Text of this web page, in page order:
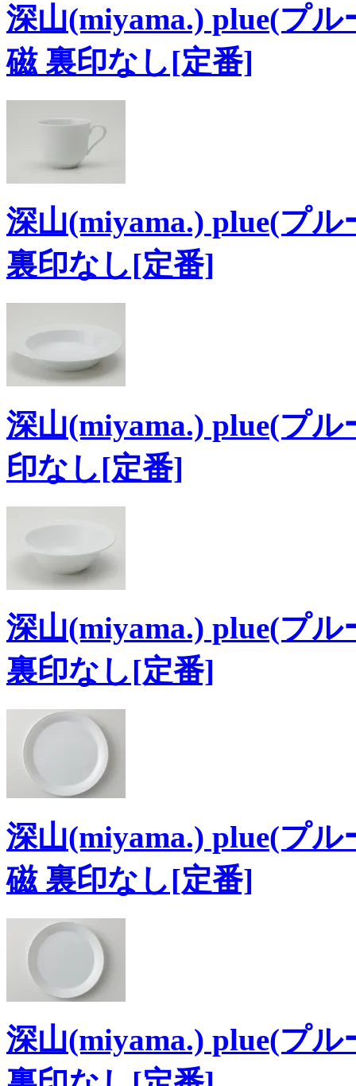
深山(miyama.) plue(プ
磁 裏印なし[定番]
深山(miyama.) plue(プ
裏印なし[定番]
深山(miyama.) plue(プ
印なし[定番]
深山(miyama.) plue(プ
裏印なし[定番]
深山(miyama.) plue(プ
磁 裏印なし[定番]
深山(miyama.) plue(プ